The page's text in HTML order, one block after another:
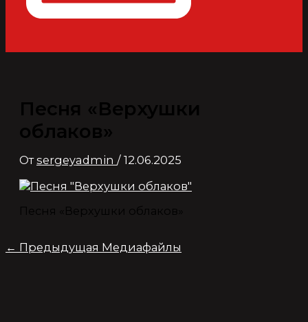
Песня «Верхушки
облаков»
Отsergeyadmin / 12.06.2025
Песня «Верхушки облаков»
← Предыдущая Медиафайлы